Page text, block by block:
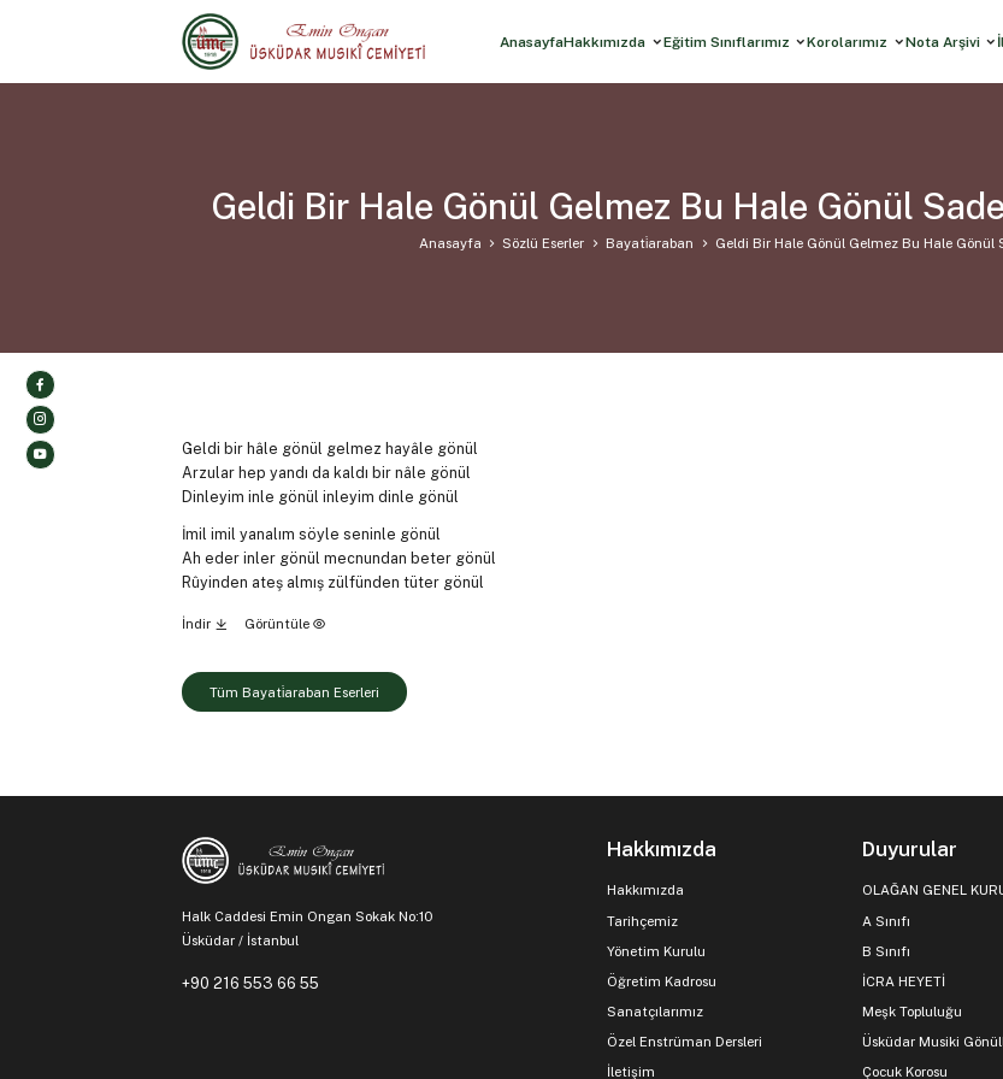
AnasayfaHakkımızda Eğitim Sınıflarımız Korolarımız Nota Arşivi
Geldi Bir Hale Gönül Gelmez Bu Hale Gönül
Anasayfa Sözlü Eserler Bayati̇araban Geldi Bir Hale Gönül Gelmez Bu Hale
Geldi bir hâle gönül gelmez hayâle gönül
Arzular hep yandı da kaldı bir nâle gönül
Dinleyim inle gönül inleyim dinle gönül
İmil imil yanalım söyle seninle gönül
Ah eder inler gönül mecnundan beter gönül
Rûyinden ateş almış zülfünden tüter gönül
İndir Görüntüle
Tüm Bayati̇araban Eserleri
Halk Caddesi Emin Ongan Sokak No:10
Üsküdar / İstanbul
+90 216 553 66 55
Hakkımızda
Hakkımızda
Tarihçemiz
Yönetim Kurulu
Öğretim Kadrosu
Sanatçılarımız
Özel Enstrüman Dersleri
İletişim
Duyurular
OLAĞAN GENEL
A Sınıfı
B Sınıfı
İCRA HEYETİ
Meşk Topluluğu
Üsküdar Musiki
Çocuk Korosu